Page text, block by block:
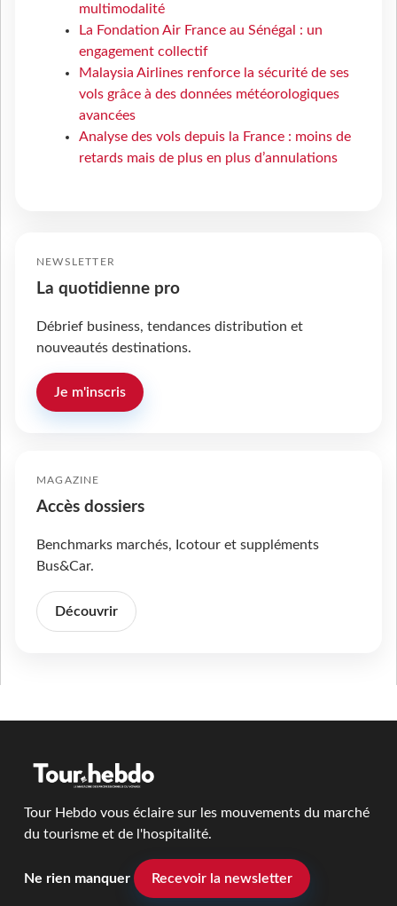
multimodalité
La Fondation Air France au Sénégal : un
engagement collectif
Malaysia Airlines renforce la sécurité de ses
vols grâce à des données météorologiques
avancées
Analyse des vols depuis la France : moins de
retards mais de plus en plus d’annulations
NEWSLETTER
La quotidienne pro
Débrief business, tendances distribution et
nouveautés destinations.
Je m'inscris
MAGAZINE
Accès dossiers
Benchmarks marchés, Icotour et suppléments
Bus&Car.
Découvrir
Tour Hebdo vous éclaire sur les mouvements du marché
du tourisme et de l'hospitalité.
Ne rien manquer Recevoir la newsletter